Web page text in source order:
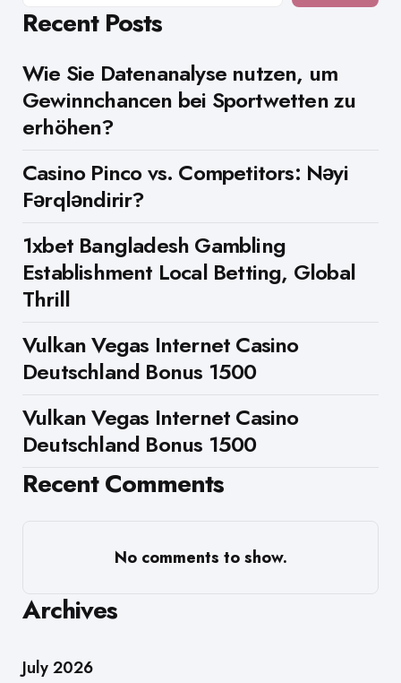
Recent Posts
Wie Sie Datenanalyse nutzen, um
Gewinnchancen bei Sportwetten zu
erhöhen?
Casino Pinco vs. Competitors: Nəyi
Fərqləndirir?
1xbet Bangladesh Gambling
Establishment Local Betting, Global
Thrill
Vulkan Vegas Internet Casino
Deutschland Bonus 1500
Vulkan Vegas Internet Casino
Deutschland Bonus 1500
Recent Comments
No comments to show.
Archives
July 2026